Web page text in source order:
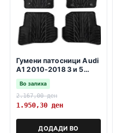
Гумени патосници Audi
A1 2010-2018 3 и 5
врати sportback
Во залиха
2.167,00ден
1.950,30 ден
ДОДАДИ ВО